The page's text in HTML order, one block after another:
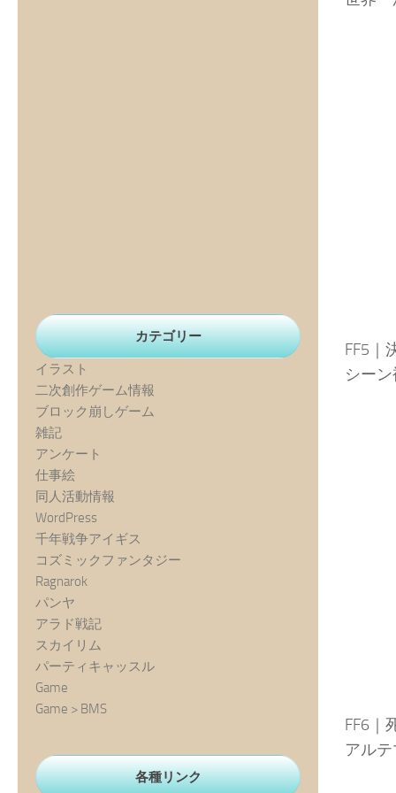
FF5｜
シー
FF6｜
アルテ
カテゴリー
イラスト
二次創作ゲーム情報
ブロック崩しゲーム
雑記
アンケート
仕事絵
同人活動情報
WordPress
千年戦争アイギス
コズミックファンタジー
Ragnarok
パンヤ
アラド戦記
スカイリム
パーティキャッスル
Game
Game > BMS
各種リンク